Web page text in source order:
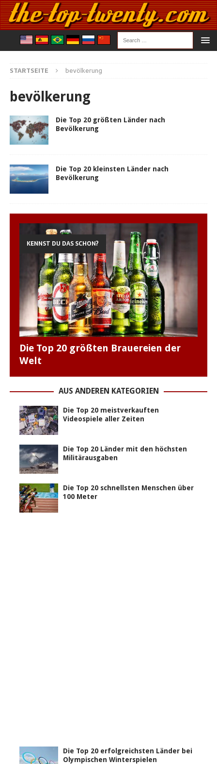
STARTSEITE bevölkerung
bevölkerung
Die Top 20 größten Länder nach
Bevölkerung
Die Top 20 kleinsten Länder nach
Bevölkerung
KENNST DU DAS SCHON?
Die Top 20 größten Brauereien der
Welt
AUS ANDEREN KATEGORIEN
Die Top 20 meistverkauften
Videospiele aller Zeiten
Die Top 20 Länder mit den höchsten
Militärausgaben
Die Top 20 schnellsten Menschen über
100 Meter
Die Top 20 erfolgreichsten Länder bei
Olympischen Winterspielen